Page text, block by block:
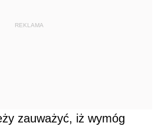
REKLAMA
zauważyć, iż wymóg